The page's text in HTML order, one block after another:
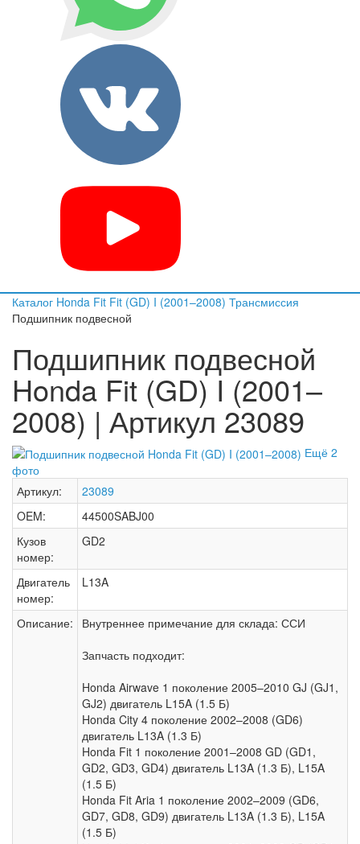
Каталог Honda Fit Fit (GD) I (2001–2008) Трансмиссия
Подшипник подвесной
Подшипник подвесной
Honda Fit (GD) I (2001–
2008) | Артикул 23089
Ещё 2
фото
Артикул:
23089
OEM:
44500SABJ00
Кузов
номер:
GD2
Двигатель
номер:
L13A
Описание:
Внутреннее примечание для склада: ССИ
Запчасть подходит:
Honda Airwave 1 поколение 2005–2010 GJ (GJ1,
GJ2) двигатель L15A (1.5 Б)
Honda City 4 поколение 2002–2008 (GD6)
двигатель L13A (1.3 Б)
Honda Fit 1 поколение 2001–2008 GD (GD1,
GD2, GD3, GD4) двигатель L13A (1.3 Б), L15A
(1.5 Б)
Honda Fit Aria 1 поколение 2002–2009 (GD6,
GD7, GD8, GD9) двигатель L13A (1.3 Б), L15A
(1.5 Б)